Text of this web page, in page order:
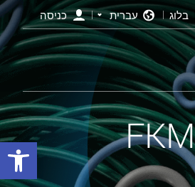
בלוג עברית כניסה
פתח